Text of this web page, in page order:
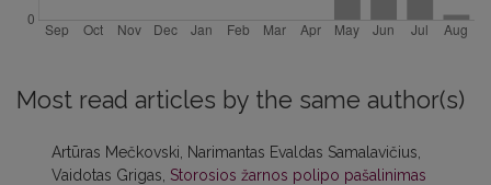
Most read articles by the same author(s)
Artūras Mečkovski, Narimantas Evaldas Samalavičius,
Vaidotas Grigas, Storosios žarnos polipo pašalinimas